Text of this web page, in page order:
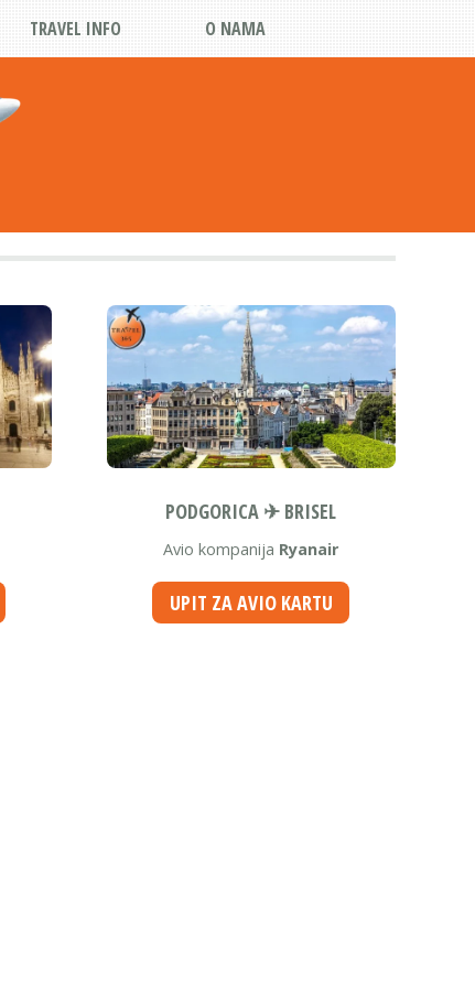
TRAVEL INFO O NAMA
PODGORICA ✈ BRISEL
Avio kompanija Ryanair
UPIT ZA AVIO KARTU